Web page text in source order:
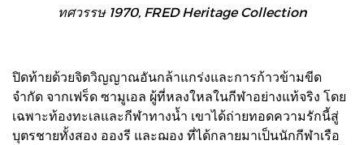
ทศวรรษ 1970, FRED Heritage Collection
ปิดท้ายด้วยจิตวิญญาณอันกล้าแกร่งและการก้าวข้ามขีด
จำกัด จากเฟร็ด ซามูเอล ผู้ที่หลงใหลในกีฬาอย่างแท้จริง โดย
เฉพาะท้องทะเลและกีฬาทางน้ำ เขาได้ถ่ายทอดความรักนี้สู่
บุตรชายทั้งสอง อองรี และฌอง ที่ได้กลายมาเป็นนักกีฬาเรือ